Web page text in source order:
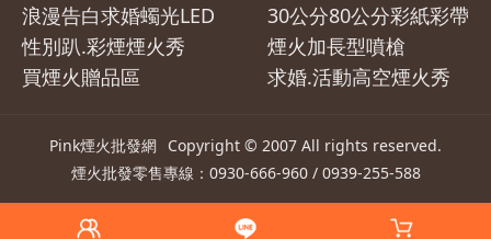
浪漫告白求婚蠋光LED
30公分80公分彩紙彩帶
性別趴.彩煙煙火秀
煙火加長型噴槍
買煙火贈品區
求婚.活動高空煙火秀
Pink煙火批發網 Copyright © 2007 All rights reserved.
煙火批發零售專線：0930-666-960 / 0939-255-588